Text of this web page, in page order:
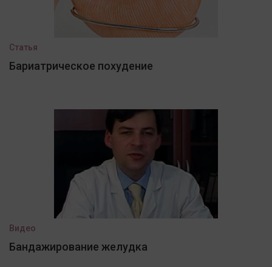
Статья
Бариатрическое похудение
Видео
Бандажирование желудка